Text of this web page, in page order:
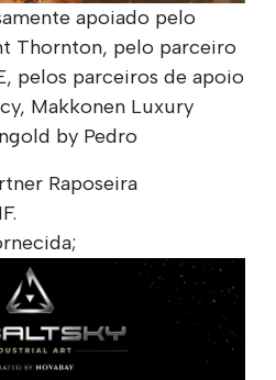
apoiado pelo
Thornton, pelo parceiro
pelos parceiros de apoio
Makkonen Luxury
by Pedro
Raposeira